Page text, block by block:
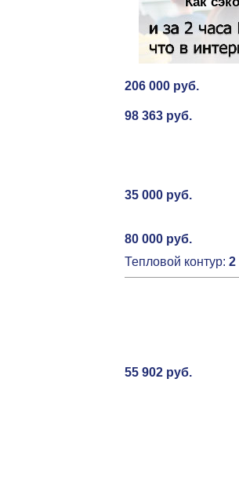
206 000 руб.
98 363 руб.
35 000 руб.
80 000 руб.
Тепловой контур: 2
55 902 руб.